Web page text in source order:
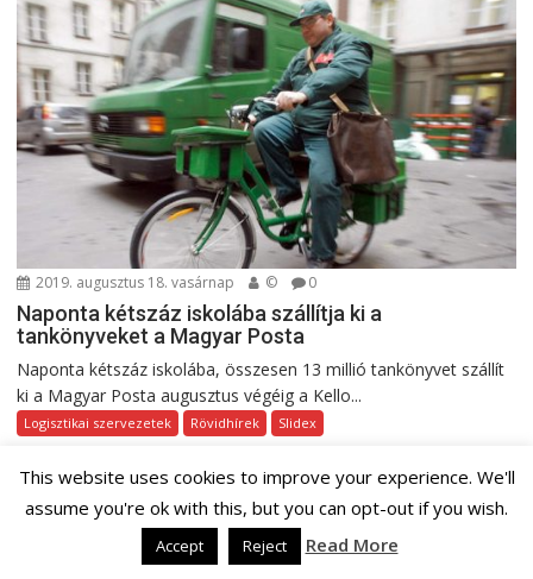
2019. augusztus 18. vasárnap © 0
Naponta kétszáz iskolába szállítja ki a
tankönyveket a Magyar Posta
Naponta kétszáz iskolába, összesen 13 millió tankönyvet szállít
ki a Magyar Posta augusztus végéig a Kello...
Logisztikai szervezetek Rövidhírek Slidex
Lájkolni jó! :)
This website uses cookies to improve your experience. We'll
assume you're ok with this, but you can opt-out if you wish.
Accept Reject Read More